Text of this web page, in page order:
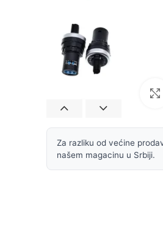
Za razliku od većine
našem magacinu u Srbiji.